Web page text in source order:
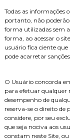
Todas as informações
portanto, não poderão
forma utilizadas sem
forma, ao acessar o
usuário fica ciente
pode acarretar
O Usuário concorda
para efetuar qualquer
desempenho de
reserva-se o direito
considere, por seu
que seja nociva aos
constam neste Site,